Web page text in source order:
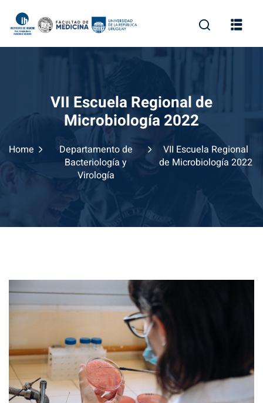
VII Escuela Regional de
Microbiología 2022
Home
Departamento de
Bacteriología y
Virología
VII Escuela Regional
de Microbiología 2022